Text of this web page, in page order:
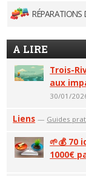
RÉPARATIONS
A LIRE
Trois-
aux
30/01/
Liens — Guides
🌱💰 70
1000€